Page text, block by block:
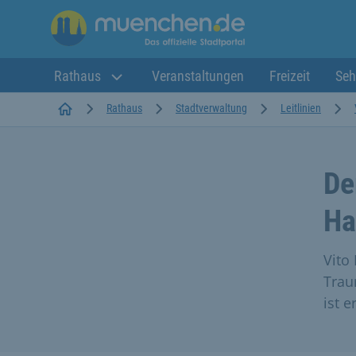
Rathaus Veranstaltungen Freizeit
StartseiteRathaus Stadtverwaltung Leitlinien
Vito
ist